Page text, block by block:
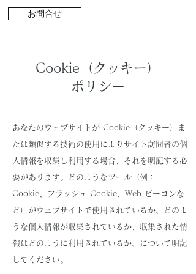
お問合せ
Cookie（クッキー）
ポリシー
あなたのウェブサイトが Cookie（クッキー）ま
たは類似する技術の使用によりサイト訪問者の個
人情報を収集し利用する場合、それを明記する必
要があります。どのようなツール（例：
Cookie、フラッシュ Cookie、Web ビーコンな
ど）がウェブサイトで使用されているか、どのよ
うな個人情報が収集されているか、収集された情
報はどのように利用されているか、について明記
してください。